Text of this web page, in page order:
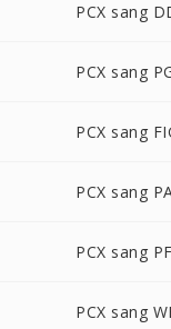
PCX sang
PCX sang
PCX sang
PCX sang
PCX sang
PCX sang